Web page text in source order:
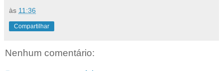
às 11:36
Compartilhar
Nenhum comentário: